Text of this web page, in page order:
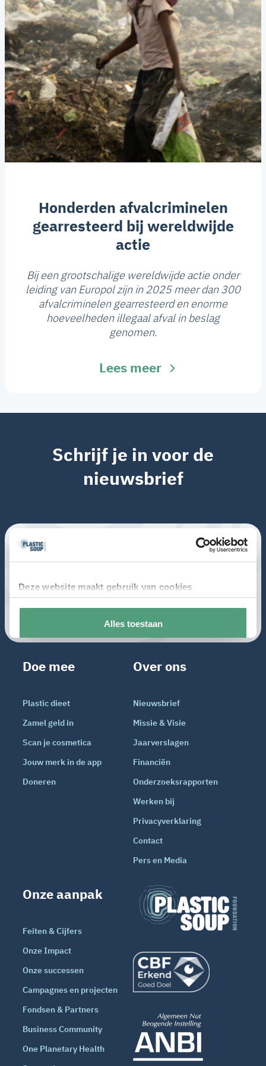
Honderden afvalcriminelen
gearresteerd bij wereldwijde
actie
Bij een grootschalige wereldwijde actie onder
leiding van Europol zijn in 2025 meer dan 300
afvalcriminelen gearresteerd en enorme
hoeveelheden illegaal afval in beslag
genomen.
Lees meer
Schrijf je in voor de
nieuwsbrief
Doe mee
Plastic dieet
Zamel geld in
Scan je cosmetica
Jouw merk in de app
Doneren
Over ons
Nieuwsbrief
Missie & Visie
Jaarverslagen
Financiën
Onderzoeksrapporten
Werken bij
Privacyverklaring
Contact
Pers en Media
Onze aanpak
Feiten & Cijfers
Onze Impact
Onze successen
Campagnes en projecten
Fondsen & Partners
Business Community
One Planetary Health